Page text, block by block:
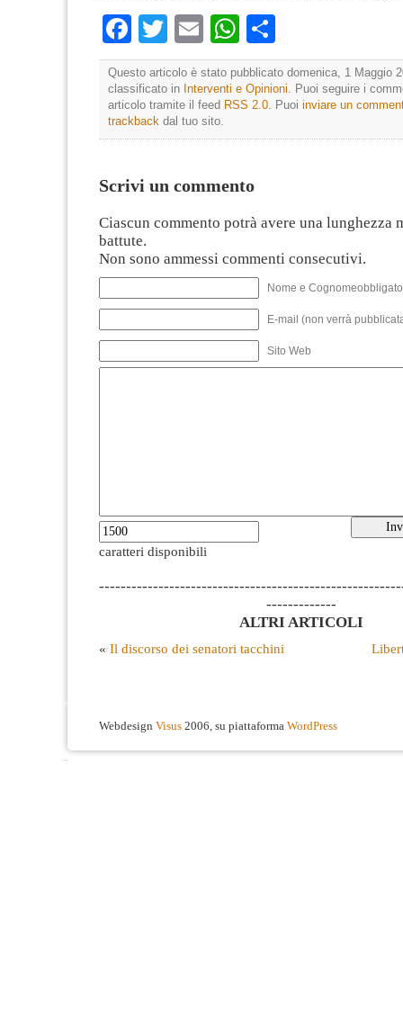
Facebook
Twitter
EmailWhatsApp
Questo articolo è stato pubblicato domenica, 1 Maggio
classificato in Interventi e Opinioni . Puoi seguire i
articolo tramite il feed RSS 2.0 . Puoi inviare un
trackback dal tuo sito.
Scrivi un commento
Ciascun commento potrà avere una lunghezza
battute.
Non sono ammessi commenti consecutivi.
Nome e
E-mail (non verrà
Sito Web
caratteri disponibili
-------------
ALTRI ARTICOLI
« Il discorso dei senatori tacchini
Webdesign Visus 2006, su piattaforma WordPress